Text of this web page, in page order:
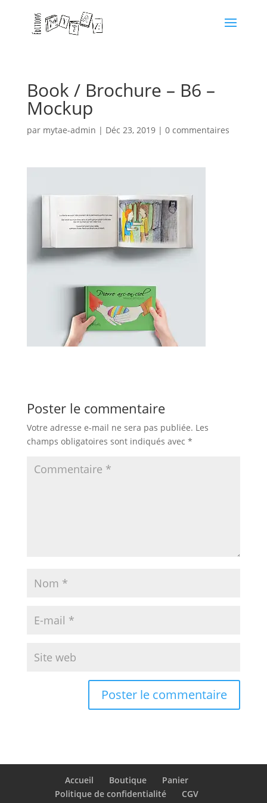
Book / Brochure – B6 –
Mockup
par mytae-admin | Déc 23, 2019| 0 commentaires
Poster le commentaire
Votre adresse e-mail ne sera pas publiée. Les
champs obligatoires sont indiqués avec *
Accueil Boutique
Panier
Politique de confidentialité
CGV